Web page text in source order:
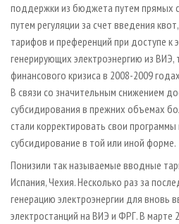
поддержки из бюджета путем прямых
путем регуляции за счет введения
тарифов и преференций при доступе к
генерирующих электроэнергию из ВИЭ,
финансового кризиса в 2008-2009
В связи со значительным снижением
субсидирования в прежних объемах
стали корректировать свои
субсидирование в той или иной форме.
Понизили так называемые вводные
Испания, Чехия. Несколько раз за
генерацию электроэнергии для вновь
электростанций на ВИЭ и ФРГ. В марте